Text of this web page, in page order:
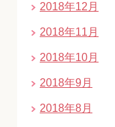
2018年12月
2018年11月
2018年10月
2018年9月
2018年8月